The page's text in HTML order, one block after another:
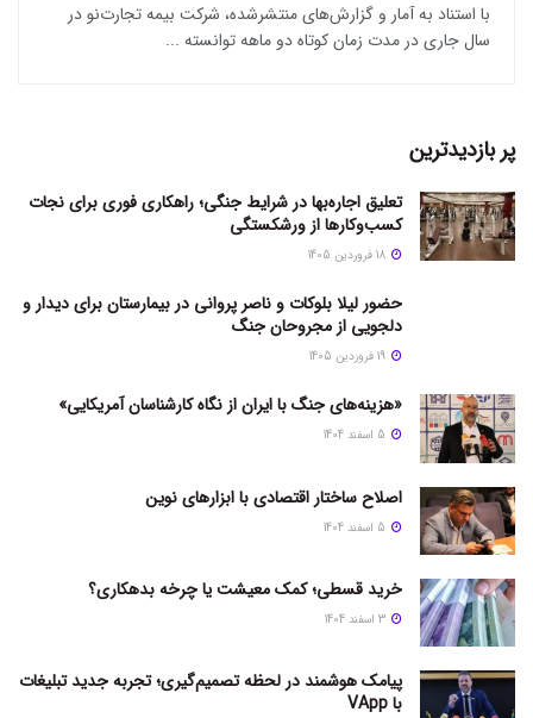
با استناد به آمار و گزارش‌های منتشرشده، شرکت بیمه تجارت‌نو در
سال جاری در مدت زمان کوتاه دو ماهه توانسته ...
پر بازدیدترین
تعلیق اجاره‌بها در شرایط جنگی؛ راهکاری فوری برای نجات
کسب‌وکارها از ورشکستگی
حضور لیلا بلوکات و ناصر پروانی در بیمارستان برای دیدار و
دلجویی از مجروحان جنگ
«هزینه‌های جنگ با ایران از نگاه کارشناسان آمریکایی»
اصلاح ساختار اقتصادی با ابزارهای نوین
خرید قسطی؛ کمک معیشت یا چرخه بدهکاری؟
پیامک هوشمند در لحظه تصمیم‌گیری؛ تجربه جدید تبلیغات
با VApp